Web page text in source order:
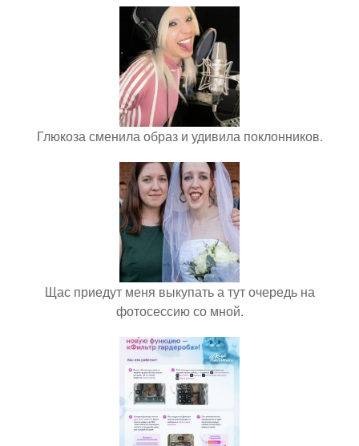
Глюкоза сменила образ и удивила поклонников.
Щас приедут меня выкупать а тут очередь на
фотосессию со мной.